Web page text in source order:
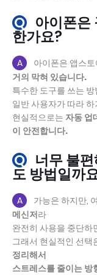
Q 아이폰은
한가요?
A 아이폰은 앱스
거의 막혀 있습니다.
특수한 도구를 쓰는
일반 사용자가 따라
현실적으로는 자동 업
이 안전합니다.
Q 너무 불
도 방법일까
A 가능은 하지만,
메신저라
완전히 사용을 중단하
그래서 현실적인 선택
정리해서
스트레스를 줄이는 방